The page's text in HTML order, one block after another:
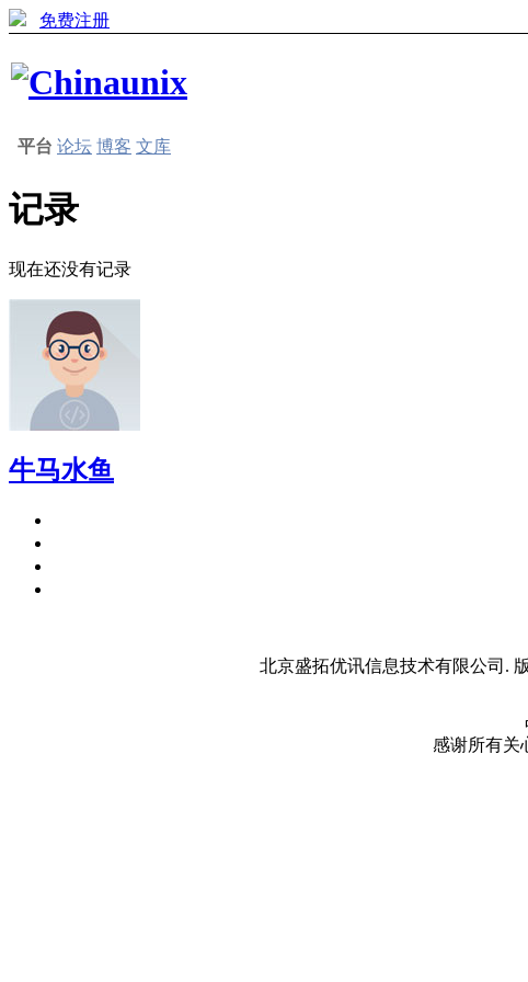
免费注册
平台 论坛 博客 文库
记录
现在还没有记录
牛马水鱼
北京盛拓优讯信息技术有限公司.
感谢所有关